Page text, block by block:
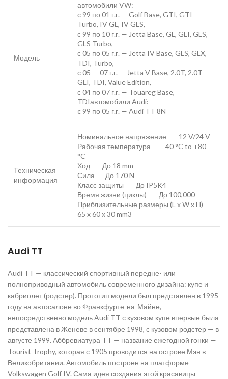
Модель
автомобили VW:
с 99 по 01 г.г. — Golf Base, GTI, GTI
Turbo, IV GL, IV GLS,
с 99 по 10 г.г. — Jetta Base, GL, GLI, GLS,
GLS Turbo,
с 05 по 05 г.г. — Jetta IV Base, GLS, GLX,
TDI, Turbo,
с 05 — 07 г.г. — Jetta V Base, 2.0T, 2.0T
GLI, TDI, Value Edition,
с 04 по 07 г.г. — Touareg Base,
TDIавтомобили Audi:
c 99 по 05 г.г. — Audi TT 8N
Техническая
информация
Номинальное напряжение 12 V/24 V
Рабочая температура -40 °C to +80
°C
Ход До 18 mm
Сила До 170 N
Класс защиты До IP5K4
Время жизни (циклы) До 100,000
Приблизительные размеры (L x W x H)
65 x 60 x 30 mm3
Audi TT
Audi TT — классический спортивный передне- или
полноприводный автомобиль современного дизайна: купе и
кабриолет (родстер). Прототип модели был представлен в 1995
году на автосалоне во Франкфурте-на-Майне,
непосредственно модель Audi TT с кузовом купе впервые была
представлена в Женеве в сентябре 1998, с кузовом родстер — в
августе 1999. Аббревиатура TT — название ежегодной гонки —
Tourist Trophy, которая с 1905 проводится на острове Мэн в
Великобритании. Автомобиль построен на платформе
Volkswagen Golf IV. Сама идея создания этой красавицы